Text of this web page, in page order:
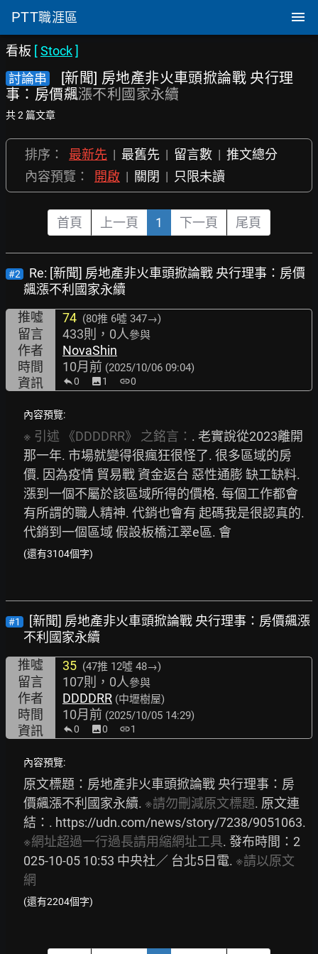
PTT職涯區
看板 [Stock]
討論串
[新聞] 房地產非火車頭掀論戰 央行理
事：房價飆漲不利國家永續
共 2 篇文章
排序： 最新先 | 最舊先 | 留言數 | 推文總分
內容預覽：
開啟 | 關閉 | 只限未讀
首頁 上一頁 1 下一頁 尾頁
#2
Re: [新聞] 房地產非火車頭掀論戰 央行理事：房價
飆漲不利國家永續
推噓
74 (80推 6噓 347→)
留言 433則，0人參與
作者
NovaShin
時間
10月前 (2025/10/06 09:04)
資訊 0 image1 link0
內容預覽:
※ 引述 《DDDDRR》 之銘言： . 老實說從2023離開
那一年. 市場就變得很瘋狂很怪了. 很多區域的房
價. 因為疫情 貿易戰 資金返台 惡性通膨 缺工缺料.
漲到一個不屬於該區域所得的價格. 每個工作都會
有所謂的職人精神. 代銷也會有 起碼我是很認真的.
代銷到一個區域 假設板橋江翠e區. 會
(還有3104個字)
#1
[新聞] 房地產非火車頭掀論戰 央行理事：房價飆漲
不利國家永續
推噓
35 (47推 12噓 48→)
留言 107則，0人參與
作者 DDDDRR (中壢樹屋)
時間 10月前 (2025/10/05 14:29)
資訊 0 image0 link1
內容預覽:
原文標題：房地產非火車頭掀論戰 央行理事：房
價飆漲不利國家永續. ※請勿刪減原文標題. 原文連
結：. https://udn.com/news/story/7238/9051063.
※網址超過一行過長請用縮網址工具. 發布時間：2
025-10-05 10:53 中央社／ 台北5日電. ※請以原文
網
(還有2204個字)